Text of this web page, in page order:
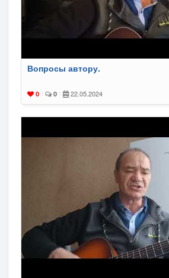
Вопросы автору.
0 0 22.05.2024